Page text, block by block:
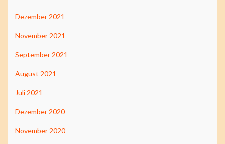
Dezember 2021
November 2021
September 2021
August 2021
Juli 2021
Dezember 2020
November 2020